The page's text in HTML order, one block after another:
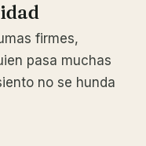
firmes,
pasa muchas
no se hunda